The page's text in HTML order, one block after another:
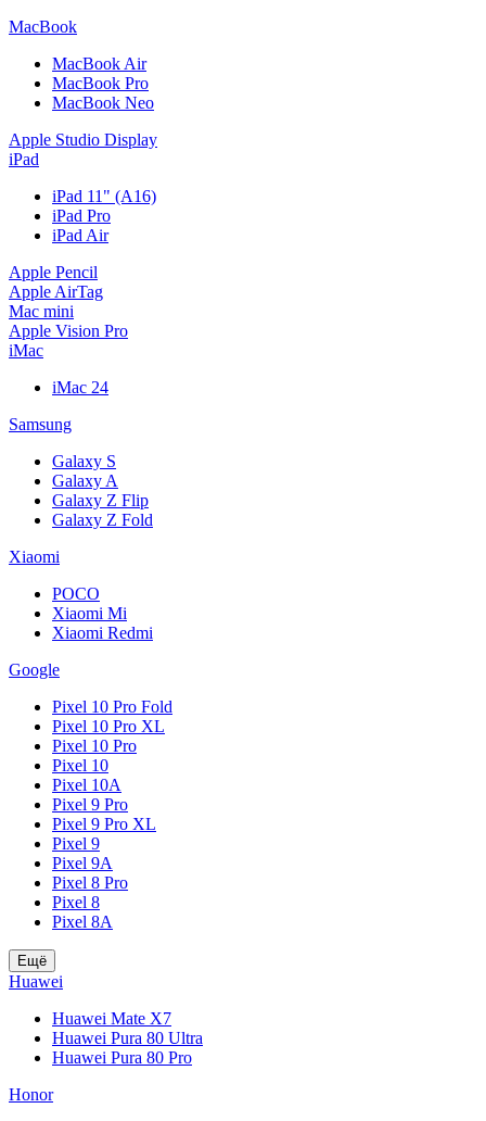
MacBook
MacBook Air
MacBook Pro
MacBook Neo
Apple Studio Display
iPad
iPad 11" (A16)
iPad Pro
iPad Air
Apple Pencil
Apple AirTag
Mac mini
Apple Vision Pro
iMac
iMac 24
Samsung
Galaxy S
Galaxy A
Galaxy Z Flip
Galaxy Z Fold
Xiaomi
POCO
Xiaomi Mi
Xiaomi Redmi
Google
Pixel 10 Pro Fold
Pixel 10 Pro XL
Pixel 10 Pro
Pixel 10
Pixel 10A
Pixel 9 Pro
Pixel 9 Pro XL
Pixel 9
Pixel 9A
Pixel 8 Pro
Pixel 8
Pixel 8A
Ещё
Huawei
Huawei Mate X7
Huawei Pura 80 Ultra
Huawei Pura 80 Pro
Honor